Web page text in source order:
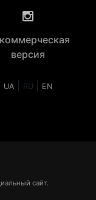
версия
UA RU EN
сайт.